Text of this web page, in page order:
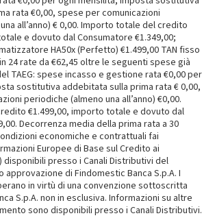
rata €0,00, spese per comunicazioni
all’anno) € 0,00. Importo totale del credito
e dovuto dal Consumatore €1.349,00;
HA50x (Perfetto) €1.499,00 TAN fisso
24 rate da €62,45 oltre le seguenti spese già
TAEG: spese incasso e gestione rata €0,00 per
sostitutiva addebitata sulla prima rata € 0,00,
periodiche (almeno una all’anno) €0,00.
€1.499,00, importo totale e dovuto dal
Decorrenza media della prima rata a 30
economiche e contrattuali fai
Europee di Base sul Credito ai
disponibili presso i Canali Distributivi del
approvazione di Findomestic Banca S.p.A. I
in virtù di una convenzione sottoscritta
S.p.A. non in esclusiva. Informazioni su altre
sono disponibili presso i Canali Distributivi.